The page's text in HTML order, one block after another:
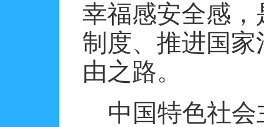
幸福感安全感
制度、推进国
由之路。
中国特色社